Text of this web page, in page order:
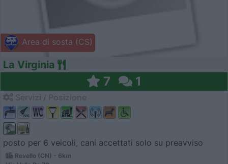
Area di sosta (CS)
La Virginia
7 1
posto per 6 veicoli, cani accettati solo su preavviso
Revello (CN) - 6km